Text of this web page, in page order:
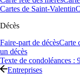
Cartes de Saint-Valentin
Décès
Faire-part de décèsCarte
un décès
Texte de condoléances :
Entreprises